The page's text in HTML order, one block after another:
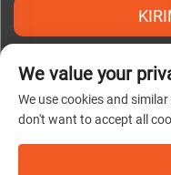
Hak Cipta © 2025 oleh
We value your
We use cookies and
don't want to accept all